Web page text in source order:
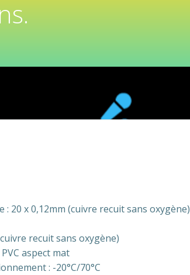
: 20 x 0,12mm (cuivre recuit sans oxygène)
recuit sans oxygène)
aspect mat
: -20°C/70°C